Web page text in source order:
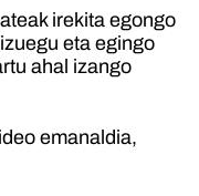
irekita egongo
eta egingo
ahal izango
emanaldia,